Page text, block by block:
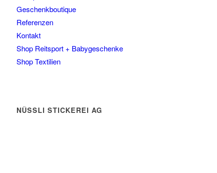
Geschenkboutique
Referenzen
Kontakt
Shop Reitsport + Babygeschenke
Shop Textilien
NÜSSLI STICKEREI AG